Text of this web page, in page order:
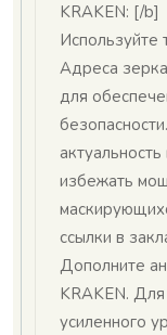
KRAKEN: [/b]
Используйте
Адреса
для
избежать
ссылки в
Дополните
KRAKEN.
усиленного